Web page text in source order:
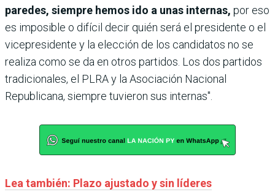
paredes, siempre hemos ido a unas internas, por eso
es imposible o difícil decir quién será el presidente o el
vicepresidente y la elección de los candidatos no se
realiza como se da en otros partidos. Los dos partidos
tradicionales, el PLRA y la Asociación Nacional
Republicana, siempre tuvieron sus internas".
Lea también: Plazo ajustado y sin líderes